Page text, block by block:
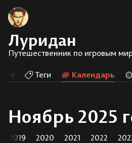
Луридан
Путешественник по игровым
Арт Теги Календарь
Ноябрь 2025
2019 2020 2021 2022